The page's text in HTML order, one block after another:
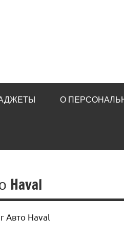
О
Haval
Авто Haval